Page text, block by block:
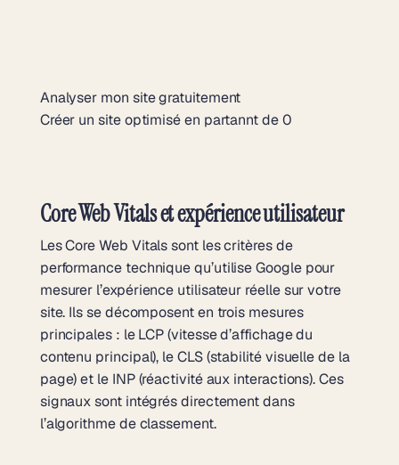
Analyser mon site gratuitement
Créer un site optimisé en partannt de 0
Core Web Vitals et expérience utilisateur
Les Core Web Vitals sont les critères de
performance technique qu’utilise Google pour
mesurer l’expérience utilisateur réelle sur votre
site. Ils se décomposent en trois mesures
principales : le LCP (vitesse d’affichage du
contenu principal), le CLS (stabilité visuelle de la
page) et le INP (réactivité aux interactions). Ces
signaux sont intégrés directement dans
l’algorithme de classement.